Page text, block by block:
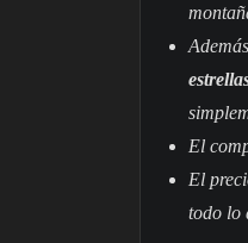
El
El
todo lo